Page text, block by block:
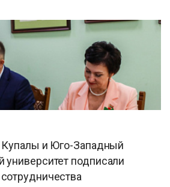
Купалы и Юго-Западный
университет подписали